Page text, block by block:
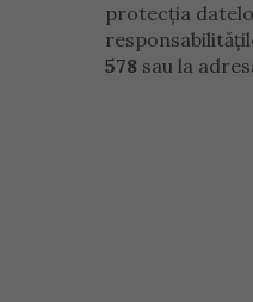
protecția
578 sau la